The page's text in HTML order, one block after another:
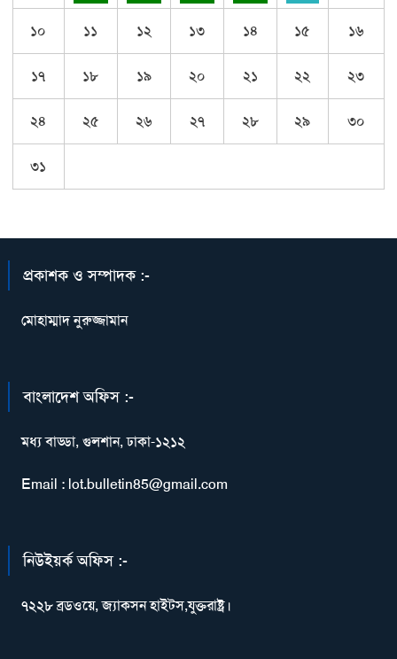
১০ ১১ ১২ ১৩ ১৪ ১৫ ১৬
১৭ ১৮ ১৯ ২০ ২১ ২২ ২৩
২৪ ২৫ ২৬ ২৭ ২৮ ২৯ ৩০
৩১
প্রকাশক ও সম্পাদক :-
মোহাম্মাদ নুরুজ্জামান
বাংলাদেশ অফিস :-
মধ্য বাড্ডা, গুলশান, ঢাকা-১২১২
Email : lot.bulletin85@gmail.com
নিউইয়র্ক অফিস :-
৭২২৮ ব্রডওয়ে, জ্যাকসন হাইটস,যুক্তরাষ্ট্র।